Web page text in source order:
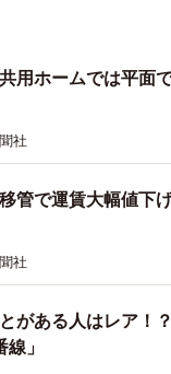
共用ホームでは平面
社
移管で運賃大幅値下
社
がある人はレア！
」